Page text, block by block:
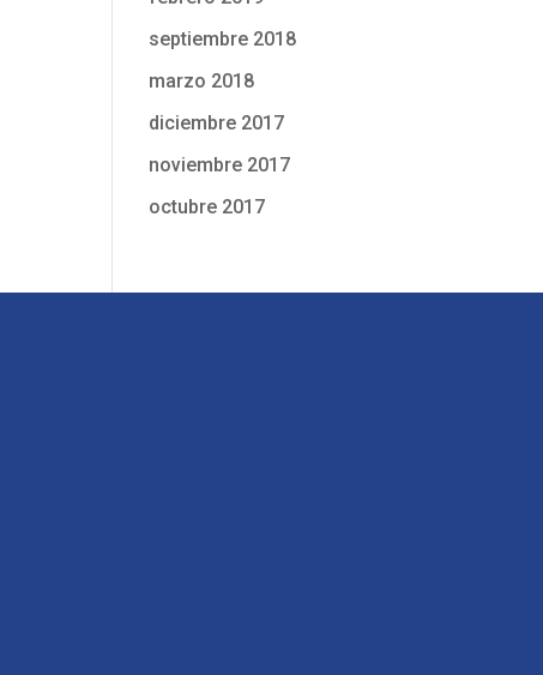
septiembre 2018
marzo 2018
diciembre 2017
noviembre 2017
octubre 2017